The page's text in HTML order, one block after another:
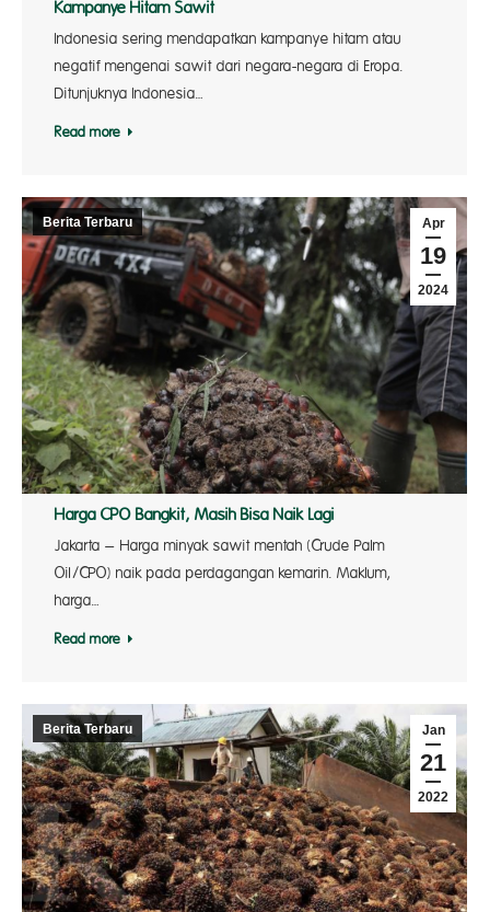
Kampanye Hitam Sawit
Indonesia sering mendapatkan kampanye hitam atau
negatif mengenai sawit dari negara-negara di Eropa.
Ditunjuknya Indonesia…
Read more
Apr
19
2024
Berita Terbaru
Harga CPO Bangkit, Masih Bisa Naik Lagi
Jakarta – Harga minyak sawit mentah (Crude Palm
Oil/CPO) naik pada perdagangan kemarin. Maklum,
harga…
Read more
Jan
21
2022
Berita Terbaru